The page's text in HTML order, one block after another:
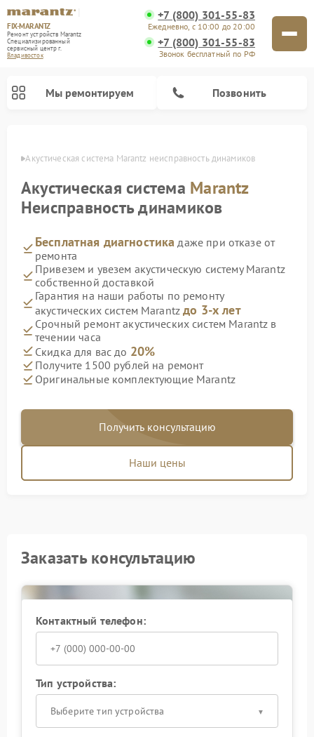
FIX-MARANTZ
Ремонт устройств Marantz
Специализированный
cервисный центр г.
Владивосток
+7 (800) 301-55-83
Ежедневно, с 10:00 до 20:00
+7 (800) 301-55-83
Звонок бесплатный по РФ
Мы ремонтируем Позвонить
Акустическая система Marantz неисправность динамиков
Акустическая система Marantz
Неисправность динамиков
Бесплатная диагностика даже при отказе от
ремонта
Привезем и увезем акустическую систему Marantz
собственной доставкой
Гарантия на наши работы по ремонту
акустических систем Marantzдо 3-х лет
Срочный ремонт акустических систем Marantz в
течении часа
Скидка для вас до 20%
Получите 1500 рублей на ремонт
Оригинальные комплектующие Marantz
Получить консультацию
Наши цены
Заказать консультацию
Контактный телефон:
Тип устройства:
Выберите тип устройства